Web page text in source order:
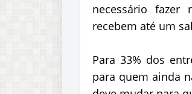
necessário fazer
recebem até um
Para 33% dos
para quem ainda